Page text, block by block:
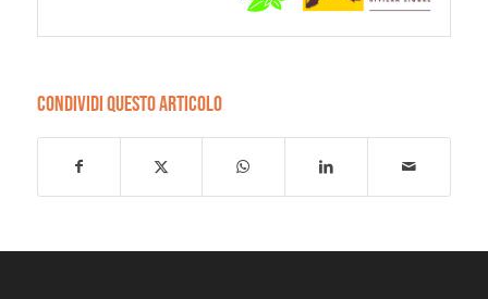
CONDIVIDI QUESTO ARTICOLO